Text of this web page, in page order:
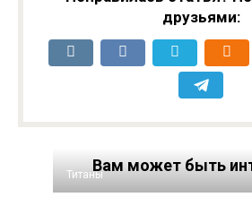
друзьями:
Вам может быть
Титаны